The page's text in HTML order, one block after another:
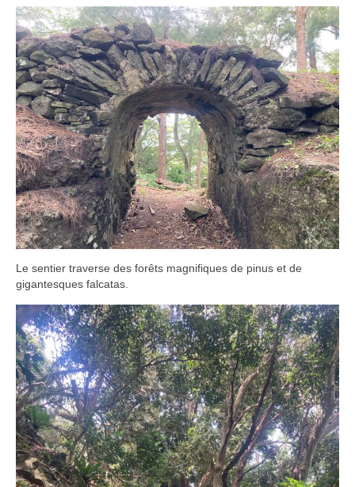
Le sentier traverse des forêts magnifiques de pinus et de
gigantesques falcatas.